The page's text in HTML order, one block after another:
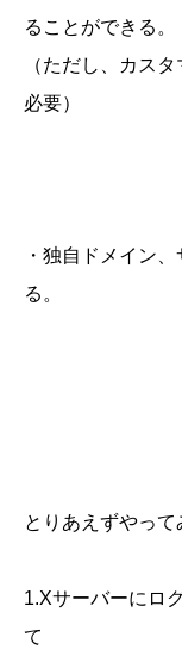
ることができる。
（ただし、カス
必要）
・独自ドメイン
る。
とりあえずやって
1.Xサーバーにロ
て